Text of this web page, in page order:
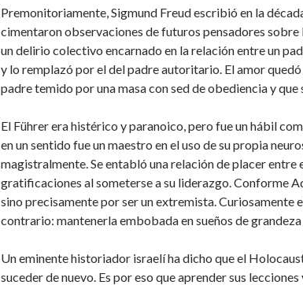
Premonitoriamente, Sigmund Freud escribió en la
cimentaron observaciones de futuros pensadores
un delirio colectivo encarnado en la relación entre un
y lo remplazó por el del padre autoritario. El amor
padre temido por una masa con sed de obediencia y
El Führer era histérico y paranoico, pero fue un hábil
en un sentido fue un maestro en el uso de su propia
magistralmente. Se entabló una relación de placer entre
gratificaciones al someterse a su liderazgo. Conforme
sino precisamente por ser un extremista. Curiosamente
contrario: mantenerla embobada en sueños de
Un eminente historiador israelí ha dicho que el
suceder de nuevo. Es por eso que aprender sus